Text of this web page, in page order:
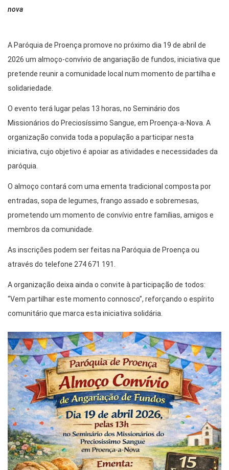
nova
A Paróquia de Proença promove no próximo dia 19 de abril de
2026 um almoço-convívio de angariação de fundos, iniciativa que
pretende reunir a comunidade local num momento de partilha e
solidariedade.
O evento terá lugar pelas 13 horas, no Seminário dos
Missionários do Preciosíssimo Sangue, em Proença-a-Nova. A
organização convida toda a população a participar nesta
iniciativa, cujo objetivo é apoiar as atividades e necessidades da
paróquia.
O almoço contará com uma ementa tradicional composta por
entradas, sopa de legumes, frango assado e sobremesas,
prometendo um momento de convívio entre famílias, amigos e
membros da comunidade.
As inscrições podem ser feitas na Paróquia de Proença ou
através do telefone 274 671 191.
A organização deixa ainda o convite à participação de todos:
“Vem partilhar este momento connosco”, reforçando o espírito
comunitário que marca esta iniciativa solidária.